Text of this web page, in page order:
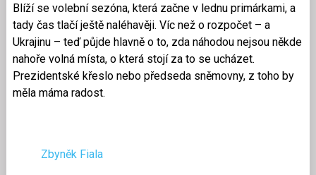
Blíží se volební sezóna, která začne v lednu primárkami, a
tady čas tlačí ještě naléhavěji. Víc než o rozpočet – a
Ukrajinu – teď půjde hlavně o to, zda náhodou nejsou někde
nahoře volná místa, o která stojí za to se ucházet.
Prezidentské křeslo nebo předseda sněmovny, z toho by
měla máma radost.
Zbyněk Fiala